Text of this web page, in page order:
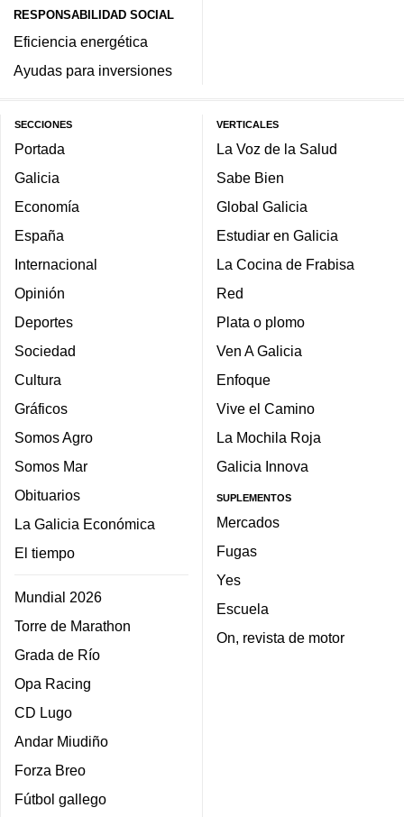
RESPONSABILIDAD SOCIAL
Eficiencia energética
Ayudas para inversiones
SECCIONES
Portada
Galicia
Economía
España
Internacional
Opinión
Deportes
Sociedad
Cultura
Gráficos
Somos Agro
Somos Mar
Obituarios
La Galicia Económica
El tiempo
Mundial 2026
Torre de Marathon
Grada de Río
Opa Racing
CD Lugo
Andar Miudiño
Forza Breo
Fútbol gallego
VERTICALES
La Voz de la Salud
Sabe Bien
Global Galicia
Estudiar en Galicia
La Cocina de Frabisa
Red
Plata o plomo
Ven A Galicia
Enfoque
Vive el Camino
La Mochila Roja
Galicia Innova
SUPLEMENTOS
Mercados
Fugas
Yes
Escuela
On, revista de motor